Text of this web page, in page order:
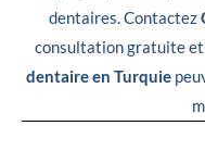
dentaires. Contactez
consultation gratuite
dentaire en Turquie